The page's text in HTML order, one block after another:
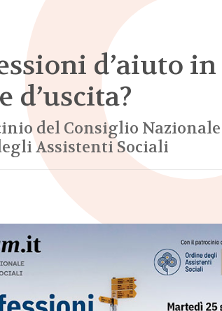
d’aiuto in
d’uscita?
del Consiglio Nazionale
Assistenti Sociali